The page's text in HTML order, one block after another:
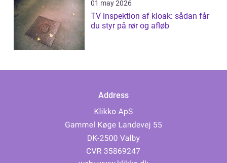
01 may 2026
TV inspektion af kloak: sådan får
du styr på rør og afløb
Address